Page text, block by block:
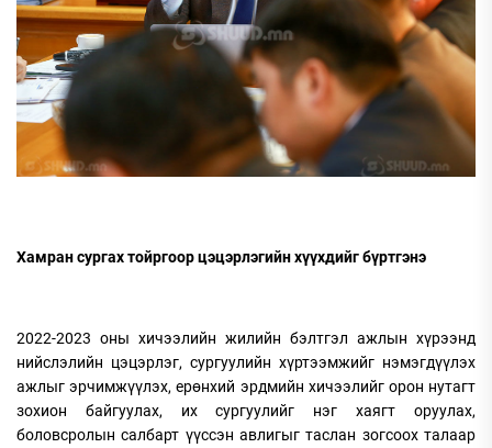
Хамран сургах тойргоор цэцэрлэгийн хүүхдийг бүртгэнэ
2022-2023 оны хичээлийн жилийн бэлтгэл ажлын хүрээнд
нийслэлийн цэцэрлэг, сургуулийн хүртээмжийг нэмэгдүүлэх
ажлыг эрчимжүүлэх, ерөнхий эрдмийн хичээлийг орон нутагт
зохион байгуулах, их сургуулийг нэг хаягт оруулах,
боловсролын салбарт үүссэн авлигыг таслан зогсоох талаар